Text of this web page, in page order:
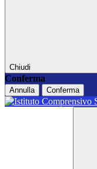
Chiudi
Conferma
Annulla Conferma